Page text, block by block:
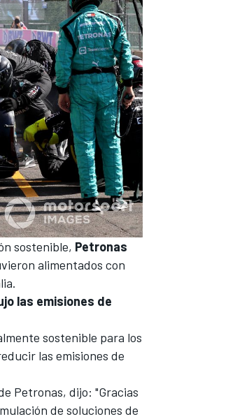
sostenible, Petronas
alimentados con
las emisiones de
sostenible para los
las emisiones de
Petronas, dijo: "Gracias
de soluciones de